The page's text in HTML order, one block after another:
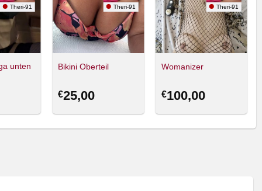
Theri-91
unten
Theri-91
Bikini Oberteil
€25,00
Theri-91
Womanizer
€100,00